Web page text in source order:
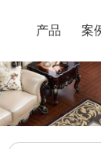
产品 案